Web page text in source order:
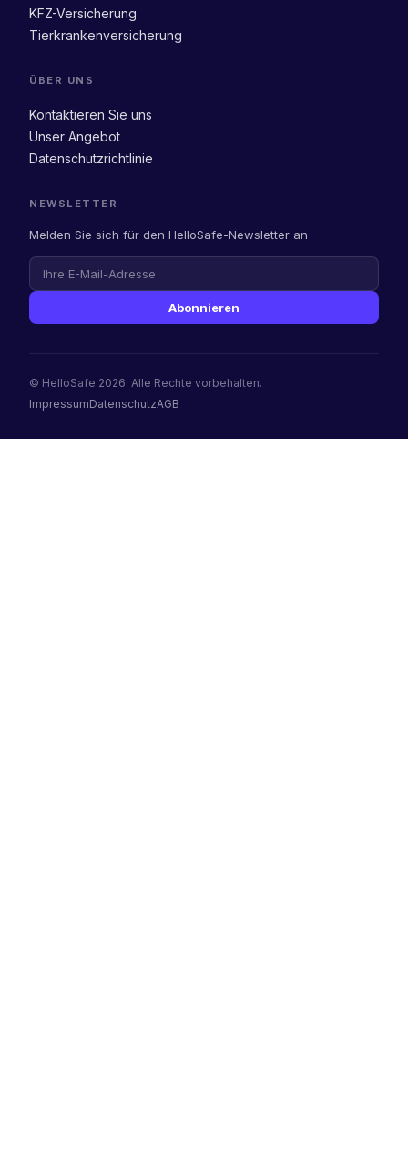
KFZ-Versicherung
Tierkrankenversicherung
ÜBER UNS
Kontaktieren Sie uns
Unser Angebot
Datenschutzrichtlinie
NEWSLETTER
Melden Sie sich für den HelloSafe-Newsletter an
Abonnieren
© HelloSafe 2026. Alle Rechte vorbehalten.
ImpressumDatenschutzAGB